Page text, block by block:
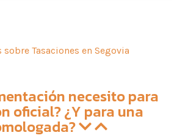
Tasaciones en Segovia
necesito para
oficial? ¿Y para una